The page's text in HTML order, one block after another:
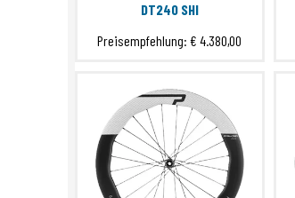
DT240 SHI
Preisempfehlung:€ 4.380,00